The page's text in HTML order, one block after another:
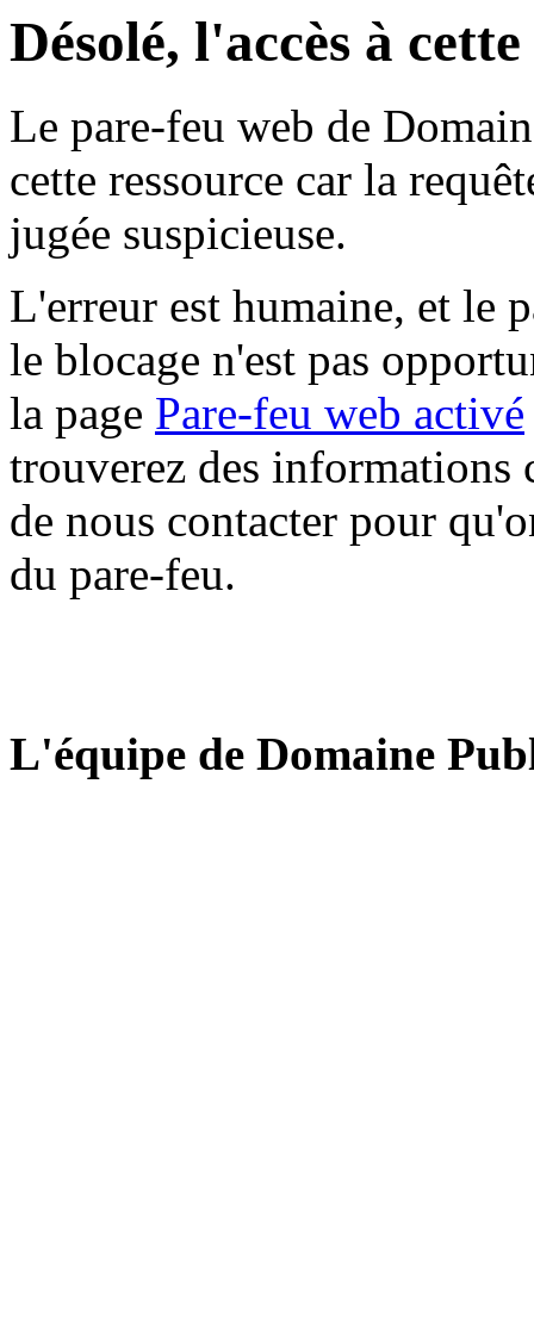
Désolé, l'accès à
Le pare-feu web de
cette ressource car la
jugée suspicieuse.
L'erreur est humaine, et le
le blocage n'est pas
la page Pare-feu web activé
trouverez des informations
de nous contacter pour
du pare-feu.
L'équipe de Domaine